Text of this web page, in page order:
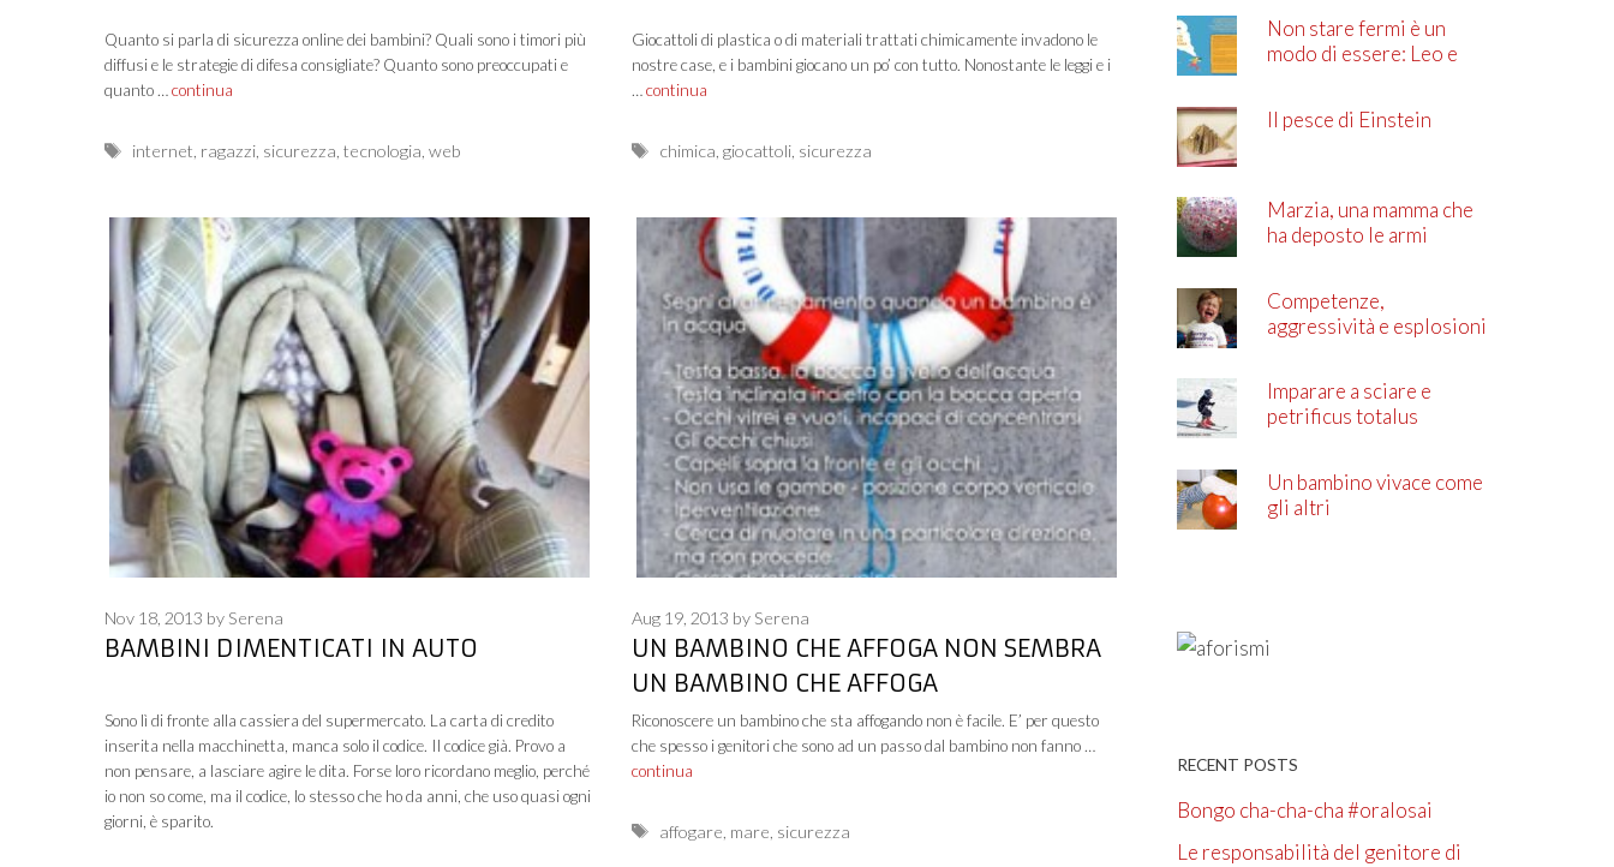
Quanto si parla di sicurezza online dei bambini? Quali sono i timori più
diffusi e le strategie di difesa consigliate? Quanto sono preoccupati e
quanto … continua
Tags
internet ragazzi sicurezza ,tecnologia ,web
Giocattoli di plastica o di materiali trattati chimicamente invadono le
nostre case, e i bambini giocano un po’ con tutto. Nonostante le leggi e i
… continua
Tags
chimica giocattoli, sicurezza
BAMBINI DIMENTICATI IN AUTO
Nov 18, 2013 by Serena
Sono lì di fronte alla cassiera del supermercato. La carta di credito
inserita nella macchinetta, manca solo il codice. Il codice già. Provo a
non pensare, a lasciare agire le dita. Forse loro ricordano meglio, perché
io non so come, ma il codice, lo stesso che ho da anni, che uso quasi ogni
giorni, è sparito.
UN BAMBINO CHE AFFOGA NON SEMBRA
UN BAMBINO CHE AFFOGA
Aug 19, 2013 by Serena
Riconoscere un bambino che sta affogando non è facile. E’ per questo
che spesso i genitori che sono ad un passo dal bambino non fanno …
continua
Tags
affogare mare sicurezza
Non stare fermi è un
modo di essere: Leo e
Il pesce di Einstein
Marzia, una mamma che
ha deposto le armi
Competenze,
aggressività e esplosioni
Imparare a sciare e
petrificus totalus
Un bambino vivace come
gli altri
RECENT POSTS
Bongo cha-cha-cha #oralosai
Le responsabilità del genitore di